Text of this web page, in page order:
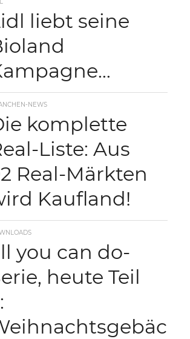
liebt seine
NEWS
komplette
Liste: Aus
Real-Märkten
Kaufland!
you can do-
heute Teil